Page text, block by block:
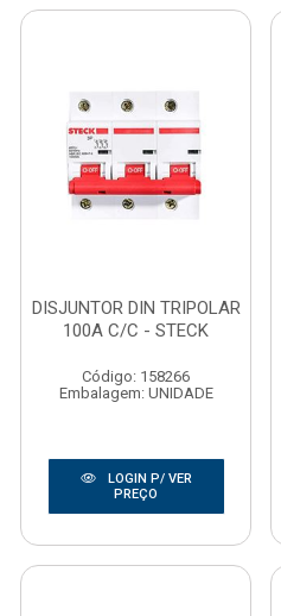
DISJUNTOR DIN TRIPOLAR
100A C/C - STECK
Código: 158266
Embalagem: UNIDADE
LOGIN P/ VER
PREÇO